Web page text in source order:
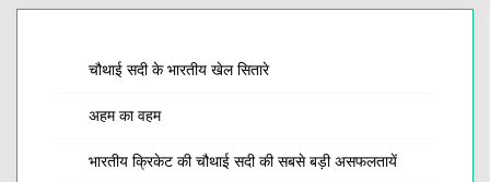
चौथाई सदी के भारतीय खेल सितारे
अहम का वहम
भारतीय क्रिकेट की चौथाई सदी की सबसे बड़ी असफलतायें